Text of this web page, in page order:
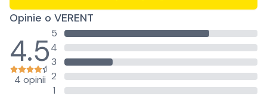
Opinie o VERENT
4.5
4 opinii
5
4
3
2
1